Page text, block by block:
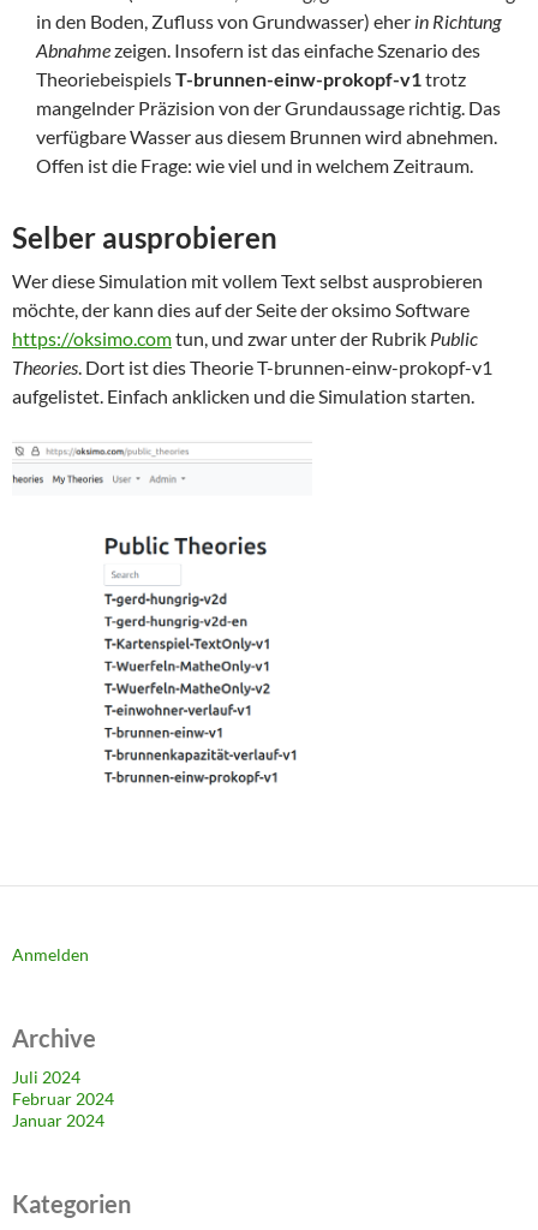
in den Boden, Zufluss von Grundwasser) eher in Richtung
Abnahmezeigen. Insofern ist das einfache Szenario des
TheoriebeispielsT-brunnen-einw-prokopf-v1 trotz
mangelnder Präzision von der Grundaussage richtig. Das
verfügbare Wasser aus diesem Brunnen wird abnehmen.
Offen ist die Frage: wie viel und in welchem Zeitraum.
Selber ausprobieren
Wer diese Simulation mit vollem Text selbst ausprobieren
möchte, der kann dies auf der Seite der oksimo Software
https://oksimo.comtun, und zwar unter der Rubrik Public
Theories . Dort ist dies Theorie T-brunnen-einw-prokopf-v1
aufgelistet. Einfach anklicken und die Simulation starten.
Anmelden
Archive
Juli 2024
Februar 2024
Januar 2024
Kategorien